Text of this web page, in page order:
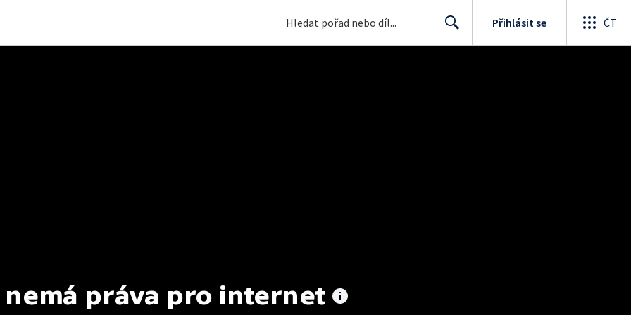
Přihlásit se ČT
nemá práva pro internet